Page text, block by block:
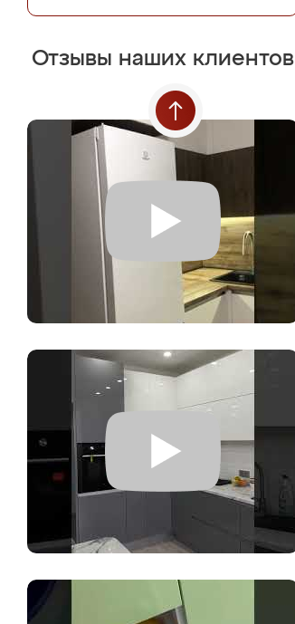
Отзывы наших клиентов